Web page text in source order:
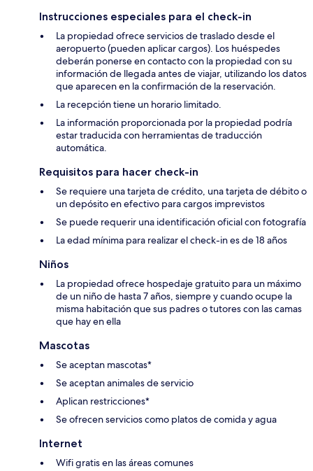
Instrucciones especiales para el check-in
La propiedad ofrece servicios de traslado desde el
aeropuerto (pueden aplicar cargos). Los huéspedes
deberán ponerse en contacto con la propiedad con su
información de llegada antes de viajar, utilizando los datos
que aparecen en la confirmación de la reservación.
La recepción tiene un horario limitado.
La información proporcionada por la propiedad podría
estar traducida con herramientas de traducción
automática.
Requisitos para hacer check-in
Se requiere una tarjeta de crédito, una tarjeta de débito o
un depósito en efectivo para cargos imprevistos
Se puede requerir una identificación oficial con fotografía
La edad mínima para realizar el check-in es de 18 años
Niños
La propiedad ofrece hospedaje gratuito para un máximo
de un niño de hasta 7 años, siempre y cuando ocupe la
misma habitación que sus padres o tutores con las camas
que hay en ella
Mascotas
Se aceptan mascotas*
Se aceptan animales de servicio
Aplican restricciones*
Se ofrecen servicios como platos de comida y agua
Internet
Wifi gratis en las áreas comunes